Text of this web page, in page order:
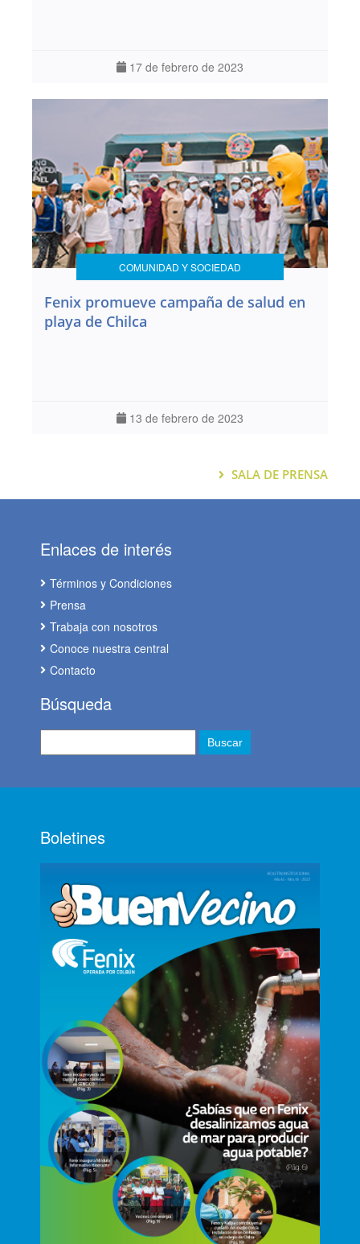
17 de febrero de 2023
COMUNIDAD Y SOCIEDAD
Fenix promueve campaña de salud en
playa de Chilca
13 de febrero de 2023
SALA DE PRENSA
Enlaces de interés
Términos y Condiciones
Prensa
Trabaja con nosotros
Conoce nuestra central
Contacto
Búsqueda
Boletines